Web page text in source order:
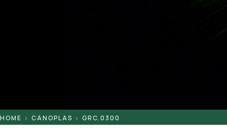
HOME CANOPLAS GRC.0300